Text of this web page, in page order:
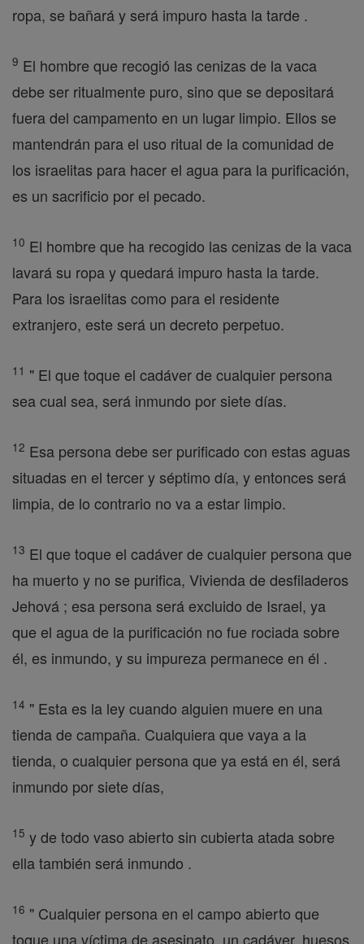
ropa, se bañará y será impuro hasta la tarde .
9 El hombre que recogió las cenizas de la vaca
debe ser ritualmente puro, sino que se depositará
fuera del campamento en un lugar limpio. Ellos se
mantendrán para el uso ritual de la comunidad de
los israelitas para hacer el agua para la purificación,
es un sacrificio por el pecado.
10 El hombre que ha recogido las cenizas de la vaca
lavará su ropa y quedará impuro hasta la tarde.
Para los israelitas como para el residente
extranjero, este será un decreto perpetuo.
11 " El que toque el cadáver de cualquier persona
sea cual sea, será inmundo por siete días.
12 Esa persona debe ser purificado con estas aguas
situadas en el tercer y séptimo día, y entonces será
limpia, de lo contrario no va a estar limpio.
13 El que toque el cadáver de cualquier persona que
ha muerto y no se purifica, Vivienda de desfiladeros
Jehová ; esa persona será excluido de Israel, ya
que el agua de la purificación no fue rociada sobre
él, es inmundo, y su impureza permanece en él .
14 " Esta es la ley cuando alguien muere en una
tienda de campaña. Cualquiera que vaya a la
tienda, o cualquier persona que ya está en él, será
inmundo por siete días,
15 y de todo vaso abierto sin cubierta atada sobre
ella también será inmundo .
16 " Cualquier persona en el campo abierto que
toque una víctima de asesinato, un cadáver, huesos